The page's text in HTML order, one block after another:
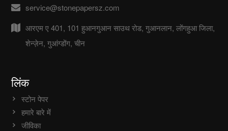
service@stonepapersz.com
आरएम ए 401, 101 हुआनगुआन साउथ रोड, गुआनलान, लोंगहुआ जिला,
शेन्ज़ेन, गुआंग्डोंग, चीन
लिंक
स्टोन पेपर
हमारे बारे में
जीविका